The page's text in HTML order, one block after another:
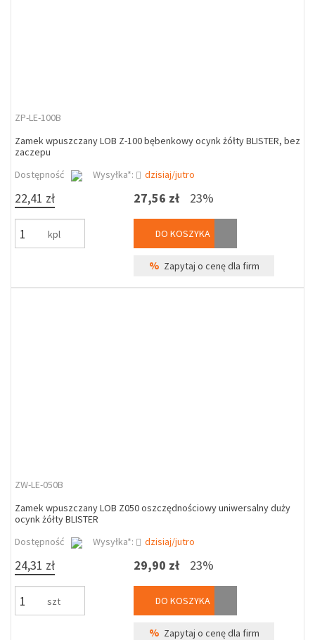
ZP-LE-100B
Zamek wpuszczany LOB Z-100 bębenkowy ocynk żółty BLISTER, bez
zaczepu
Dostępność
Wysyłka*: dzisiaj/jutro
22,41 zł
kpl
27,56 zł 23%
DO KOSZYKA
% Zapytaj o cenę dla firm
ZW-LE-050B
Zamek wpuszczany LOB Z050 oszczędnościowy uniwersalny duży
ocynk żółty BLISTER
Dostępność
Wysyłka*: dzisiaj/jutro
24,31 zł
szt
29,90 zł 23%
DO KOSZYKA
% Zapytaj o cenę dla firm